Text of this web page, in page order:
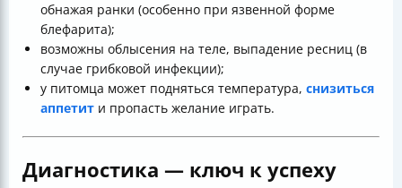
обнажая ранки (особенно при язвенной форме
блефарита);
возможны облысения на теле, выпадение ресниц (в
случае грибковой инфекции);
у питомца может подняться температура, снизиться
аппетит и пропасть желание играть.
Диагностика — ключ к успеху